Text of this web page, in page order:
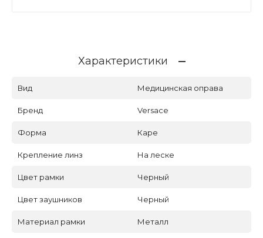
Характеристики
Вид Медицинская оправа
Бренд Versace
Форма Каре
Крепление линз На леске
Цвет рамки Черный
Цвет заушников Черный
Материал рамки Металл